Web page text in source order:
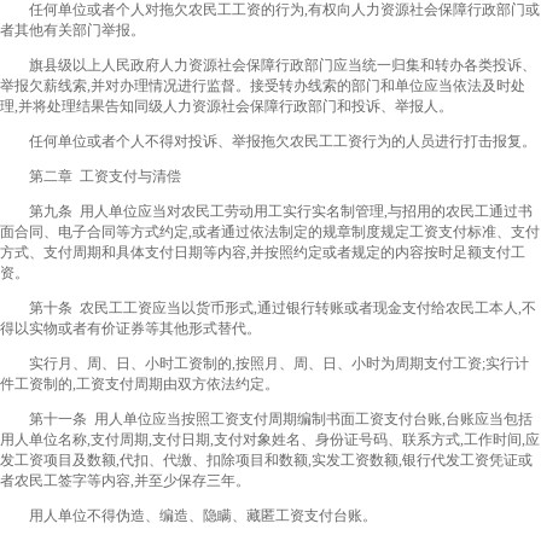
任何单位或者个人对拖欠农民工工资的行为,有权向人力资源社会保障行政部门或
者其他有关部门举报。
旗县级以上人民政府人力资源社会保障行政部门应当统一归集和转办各类投诉、
举报欠薪线索,并对办理情况进行监督。接受转办线索的部门和单位应当依法及时处
理,并将处理结果告知同级人力资源社会保障行政部门和投诉、举报人。
任何单位或者个人不得对投诉、举报拖欠农民工工资行为的人员进行打击报复。
第二章 工资支付与清偿
第九条 用人单位应当对农民工劳动用工实行实名制管理,与招用的农民工通过书
面合同、电子合同等方式约定,或者通过依法制定的规章制度规定工资支付标准、支付
方式、支付周期和具体支付日期等内容,并按照约定或者规定的内容按时足额支付工
资。
第十条 农民工工资应当以货币形式,通过银行转账或者现金支付给农民工本人,不
得以实物或者有价证券等其他形式替代。
实行月、周、日、小时工资制的,按照月、周、日、小时为周期支付工资;实行计
件工资制的,工资支付周期由双方依法约定。
第十一条 用人单位应当按照工资支付周期编制书面工资支付台账,台账应当包括
用人单位名称,支付周期,支付日期,支付对象姓名、身份证号码、联系方式,工作时间,应
发工资项目及数额,代扣、代缴、扣除项目和数额,实发工资数额,银行代发工资凭证或
者农民工签字等内容,并至少保存三年。
用人单位不得伪造、编造、隐瞒、藏匿工资支付台账。